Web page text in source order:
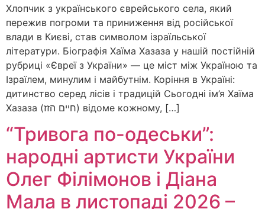
Хлопчик з українського єврейського села, який
пережив погроми та приниження від російської
влади в Києві, став символом ізраїльської
літератури. Біографія Хаїма Хазаза у нашій постійній
рубриці «Євреї з України» — це міст між Україною та
Ізраїлем, минулим і майбутнім. Коріння в Україні:
дитинство серед лісів і традицій Сьогодні ім’я Хаїма
Хазаза (חיים הזז) відоме кожному, […]
“Тривога по-одеськи”:
народні артисти України
Олег Філімонов і Діана
Мала в листопаді 2026 –